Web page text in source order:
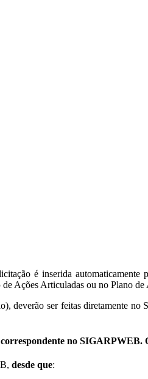
é inserida
Ações Articuladas ou no Plano
deverão ser feitas diretamente
no SIGARPWEB.
desde que: